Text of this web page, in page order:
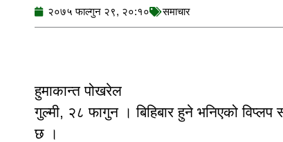
२०७५ फाल्गुन २९, २०:१० समाचार
हुमाकान्त पोखरेल
गुल्मी, २८ फागुन । बिहिबार हुने भनिएको विप्लप
छ ।